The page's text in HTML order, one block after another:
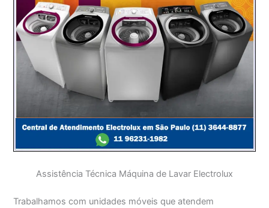
Assistência Técnica Máquina de Lavar Electrolux
Trabalhamos com unidades móveis que atendem